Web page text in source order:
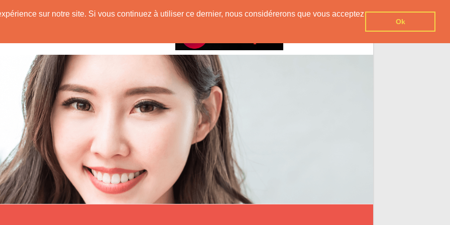
sur notre site. Si vous continuez à utiliser ce dernier, nous considérerons que vous acceptez
Ok
Originaire de Chine !